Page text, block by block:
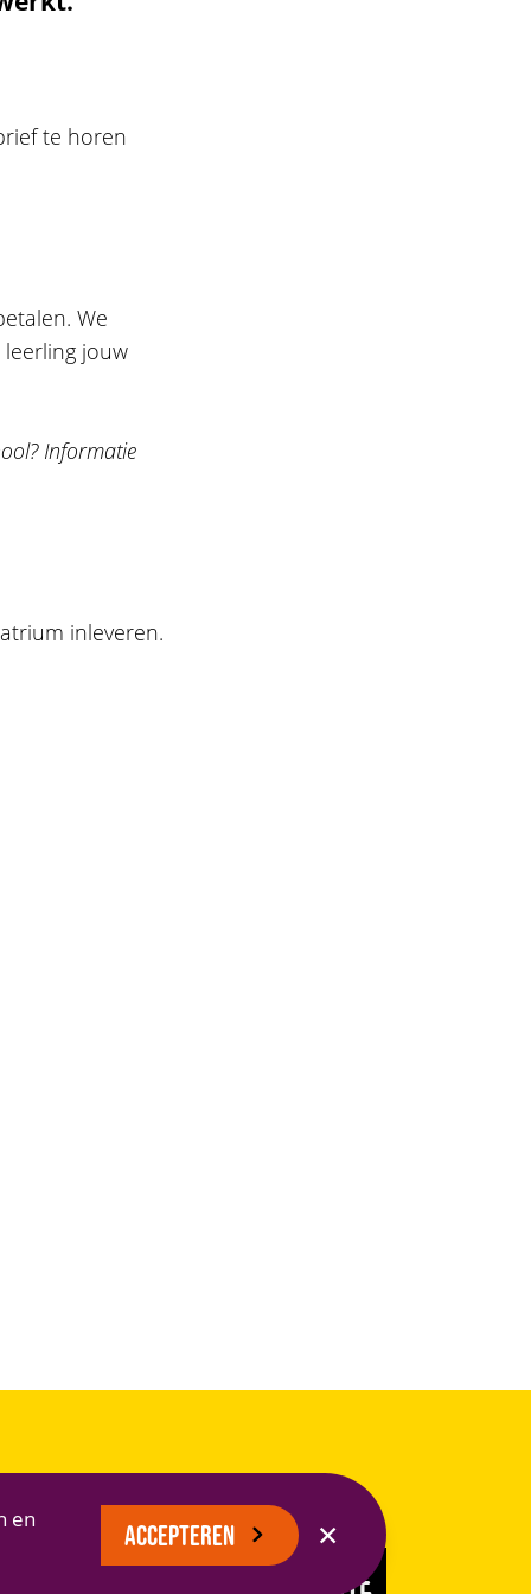
te horen
We
jouw
Informatie
inleveren.
VOLG ONS
EN BLIJF OP DE HOOGTE
en ACCEPTEREN ✕